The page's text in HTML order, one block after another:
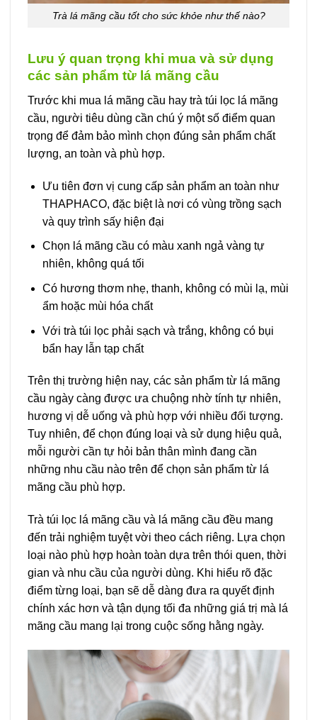
Trà lá mãng cầu tốt cho sức khỏe như thế nào?
Lưu ý quan trọng khi mua và sử dụng
các sản phẩm từ lá mãng cầu
Trước khi mua lá mãng cầu hay trà túi lọc lá mãng
cầu, người tiêu dùng cần chú ý một số điểm quan
trọng để đảm bảo mình chọn đúng sản phẩm chất
lượng, an toàn và phù hợp.
Ưu tiên đơn vị cung cấp sản phẩm an toàn như
THAPHACO, đặc biệt là nơi có vùng trồng sạch
và quy trình sấy hiện đại
Chọn lá mãng cầu có màu xanh ngả vàng tự
nhiên, không quá tối
Có hương thơm nhẹ, thanh, không có mùi lạ, mùi
ẩm hoặc mùi hóa chất
Với trà túi lọc phải sạch và trắng, không có bụi
bẩn hay lẫn tạp chất
Trên thị trường hiện nay, các sản phẩm từ lá mãng
cầu ngày càng được ưa chuộng nhờ tính tự nhiên,
hương vị dễ uống và phù hợp với nhiều đối tượng.
Tuy nhiên, để chọn đúng loại và sử dụng hiệu quả,
mỗi người cần tự hỏi bản thân mình đang cần
những nhu cầu nào trên để chọn sản phẩm từ lá
mãng cầu phù hợp.
Trà túi lọc lá mãng cầu và lá mãng cầu đều mang
đến trải nghiệm tuyệt vời theo cách riêng. Lựa chọn
loại nào phù hợp hoàn toàn dựa trên thói quen, thời
gian và nhu cầu của người dùng. Khi hiểu rõ đặc
điểm từng loại, bạn sẽ dễ dàng đưa ra quyết định
chính xác hơn và tận dụng tối đa những giá trị mà lá
mãng cầu mang lại trong cuộc sống hằng ngày.